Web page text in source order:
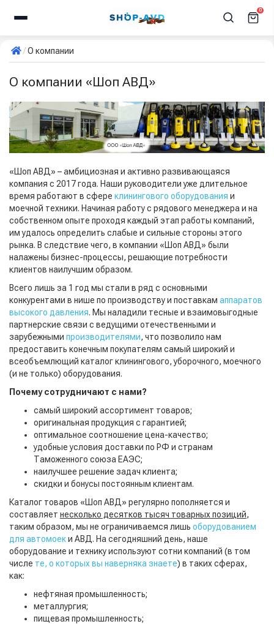
0
О компании
О компании «Шоп АВД»
«Шоп АВД» – амбициозная и активно развивающаяся
компания с 2017 года. Наши руководители уже длительное
время работают в сфере клинингового оборудования и
моечной техники. Начиная работу с рядового менеджера и на
собственном опыте проходя каждый этап работы компаний,
им удалось определить слабые и сильные стороны этого
рынка. В следствие чего, в компании «Шоп АВД» были
налажены бизнес-процессы, решающие потребности
клиентов наилучшим образом.
Всего лишь за 1 год мы стали в ряд с основными
конкурентами в нише по производству и поставкам аппаратов
высокого давления. Мы наладили тесные и взаимовыгодные
партнерские связи с ведущими отечественными и
зарубежными производителями, что позволило нам
предоставить конечным покупателям самый широкий и
всеобъемлющий каталог клинингового, уборочного, моечного
(и не только) оборудования.
Почему сотрудничают с нами?
самый широкий ассортимент товаров;
оригинальная продукция с гарантией;
оптимальное соотношение цена-качество;
удобные условия доставки по РФ и странам
Таможенного союза ЕАЭС;
наилучшее решение задач клиента;
скидки и бонусы постоянным клиентам.
Каталог товаров «Шоп АВД» регулярно пополняется и
составляет несколько десятков тысяч товарных позиций,
таким образом, мы не ограничиваемся лишь оборудованием
для автомоеки АВД. На сегодняшний день, наше
оборудование и технику используют сотни компаний (в том
числе те, о которых вы наверняка знаете) в таких сферах,
как:
нефтяная промышленность;
металлургия;
пищевая промышленность;